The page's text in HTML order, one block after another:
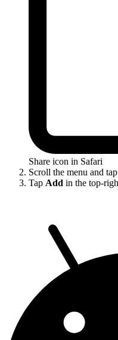
Share icon in Safari
Scroll the menu and tap
Tap Add in the top-